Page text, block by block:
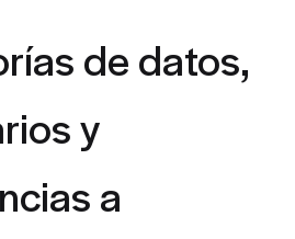
de datos,
y
a